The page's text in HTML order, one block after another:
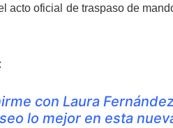
acto oficial de traspaso de
con Laura
lo mejor en esta